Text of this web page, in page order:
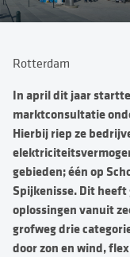
Rotterdam
In april dit jaar
marktconsultatie
Hierbij riep ze
gebieden; één op
Spijkenisse. Dit
oplossingen vanuit
grofweg drie
door zon en wind,